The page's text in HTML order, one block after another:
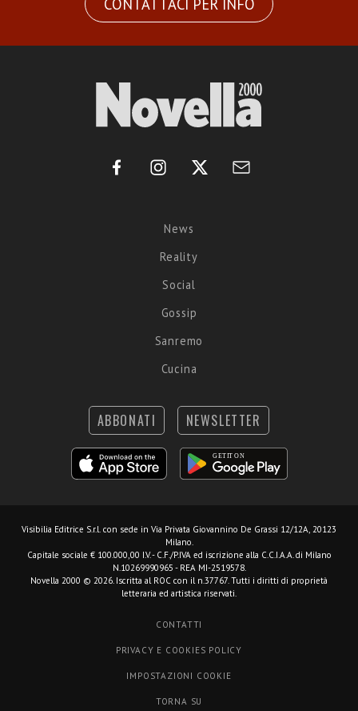
CONTATTACI PER INFO
News
Reality
Social
Gossip
Sanremo
Cucina
ABBONATI NEWSLETTER
Visibilia Editrice S.r.l. con sede in Via Privata Giovannino De Grassi 12/12A, 20123
Milano.
Capitale sociale € 100.000,00 I.V. - C.F./P.IVA ed iscrizione alla C.C.I.A.A. di Milano
N.10269990965 - REA MI-2519578.
Novella 2000 © 2026. Iscritta al ROC con il n.37767. Tutti i diritti di proprietà
letteraria ed artistica riservati.
CONTATTI
PRIVACY E COOKIES POLICY
IMPOSTAZIONI COOKIE
TORNA SU